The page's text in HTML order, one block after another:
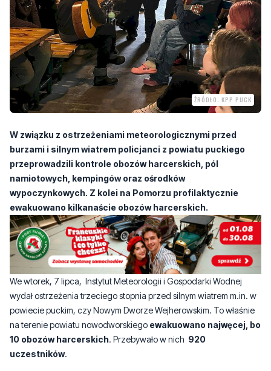
ŹRÓDŁO: KPP PUCK
W związku z ostrzeżeniami meteorologicznymi przed
burzami i silnym wiatrem policjanci z powiatu puckiego
przeprowadzili kontrole obozów harcerskich, pól
namiotowych, kempingów oraz ośrodków
wypoczynkowych. Z kolei na Pomorzu profilaktycznie
ewakuowano kilkanaście obozów harcerskich.
We wtorek, 7 lipca, Instytut Meteorologii i Gospodarki Wodnej
wydał ostrzeżenia trzeciego stopnia przed silnym wiatrem m.in. w
powiecie puckim, czy Nowym Dworze Wejherowskim. To właśnie